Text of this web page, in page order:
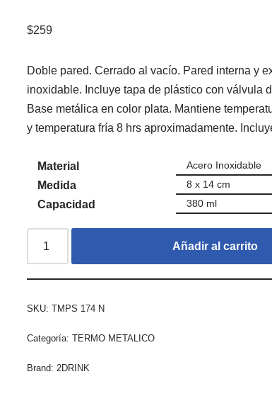
$259
Doble pared. Cerrado al vacío. Pared interna y
inoxidable. Incluye tapa de plástico con válvula
Base metálica en color plata. Mantiene
y temperatura fría 8 hrs aproximadamente.
Material Acero Inoxidable
Medida 8 x 14 cm
Capacidad 380 ml
Añadir al carrito
SKU:TMPS 174 N
Categoría:TERMO METALICO
Brand:2DRINK